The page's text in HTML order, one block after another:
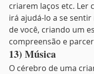
criarem laços etc. Ler
irá ajudá-lo a se
de você, criando um
compreensão e
13) Música
O cérebro de uma